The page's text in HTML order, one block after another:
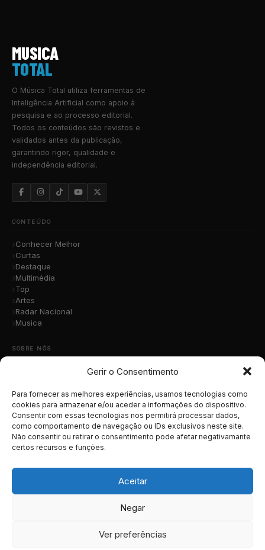
Gerir o Consentimento
Para fornecer as melhores experiências, usamos tecnologias como
cookies para armazenar e/ou aceder a informações do dispositivo.
Consentir com essas tecnologias nos permitirá processar dados,
como comportamento de navegação ou IDs exclusivos neste site.
Não consentir ou retirar o consentimento pode afetar negativamante
certos recursos e funções.
Aceitar
Negar
Ver preferências
MUSICA
TOTAL
O Música Total utiliza ferramentas de
Inteligência Artificial como apoio à
pesquisa e ao processo editorial.
Todos os conteúdos são revistos e
validados antes da publicação,
garantindo rigor, qualidade e
independência editorial.
CONTEÚDO
Conhecer Melhor
Curtas
Destaque
Multimédia
Top
Artes
Radar Nacional
Musica
SOBRE NÓS
Contacto
Submete a Tua Música
Publicidade
Apoiar o Projeto
Política de Privacidade